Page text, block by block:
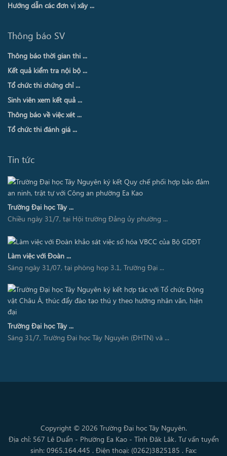
Hướng dẫn các đơn vị xây ...
Thông báo SV
Thông báo thời gian thi ...
Kết quả kiểm tra nội bộ ...
Tổ chức thi chứng chỉ ...
Sinh viên xem kết quả ...
Thông báo về việc xét ...
Tổ chức thi đánh giá ...
Tin tức
Trường Đại học Tây ...
Chiều ngày 31/7, tại Hội trường Đảng ủy phường ...
Làm việc với Đoàn ...
Sáng ngày 31/07, tại phòng họp 3.1, Trường Đại ...
Trường Đại học Tây ...
Sáng 31/7, Trường Đại học Tây Nguyên (ĐHTN) và ...
Copyright © 2026 Trường Đại học Tây Nguyên.
Địa chỉ: 567 Lê Duẩn - Phường Ea Kao - Tỉnh Đăk Lăk. Tư vấn tuyển
sinh: 0965.164.445 . Điện thoại: (0262)3825185 . Fax: